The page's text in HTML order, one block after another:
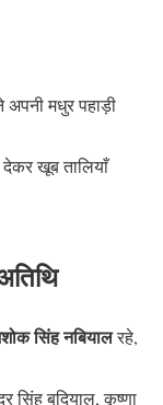
मधुर पहाड़ी
खूब तालियाँ
सिंह नबियालरहे,
सिंह बुदियाल, कृष्णा